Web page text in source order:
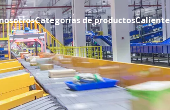
Categorías de productosCaliente